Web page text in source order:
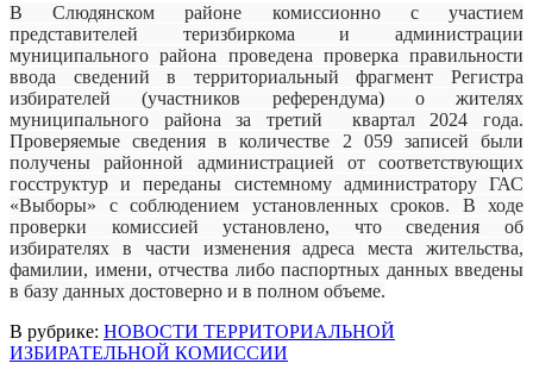
В Слюдянском районе комиссионно с участием
представителей теризбиркома и администрации
муниципального района проведена проверка правильности
ввода сведений в территориальный фрагмент Регистра
избирателей (участников референдума) о жителях
муниципального района за третий квартал 2024 года.
Проверяемые сведения в количестве 2 059 записей были
получены районной администрацией от соответствующих
госструктур и переданы системному администратору ГАС
«Выборы» с соблюдением установленных сроков. В ходе
проверки комиссией установлено, что сведения об
избирателях в части изменения адреса места жительства,
фамилии, имени, отчества либо паспортных данных введены
в базу данных достоверно и в полном объеме.
В рубрике: НОВОСТИ ТЕРРИТОРИАЛЬНОЙ
ИЗБИРАТЕЛЬНОЙ КОМИССИИ